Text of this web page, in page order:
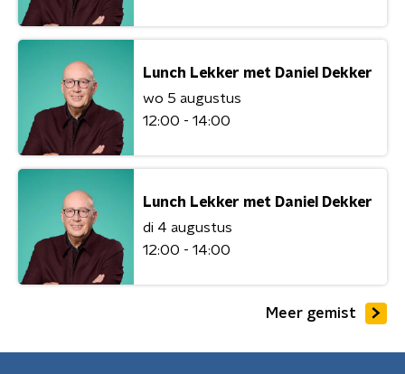
Lunch Lekker met Daniel Dekker
wo 5 augustus
12:00 - 14:00
Lunch Lekker met Daniel Dekker
di 4 augustus
12:00 - 14:00
Meer gemist